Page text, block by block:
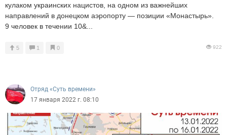
кулаком украинских нацистов, на одном из важнейших
направлений в донецком аэропорту — позиции «Монастырь».
9 человек в течении 10&...
5 1 0 922
Отряд «Суть времени»
17 января 2022 г. 08:10